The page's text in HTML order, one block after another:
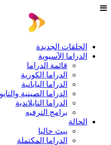
الحلقات الجديدة
الدراما الآسيوية
قائمة الدراما
الدراما الكورية
الدراما اليابانية
الدراما الصينية
الدراما التايلاندية
برامج الترفيه
الحالة
يبث حاليا
الدراما المكتملة